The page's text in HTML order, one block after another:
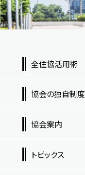
全住協活用術
協会の独自制度
協会案内
トピックス